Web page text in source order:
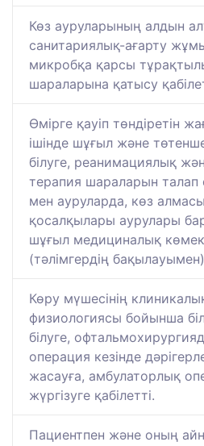
Көз ауруларының алдын
санитариялық-ағарту
микробқа қарсы
шараларына қатысу
Өмірге қауіп төндіретін
ішінде шұғыл және
білуге, реанимациялық
терапия шараларын талап
мен ауруларда, көз
қосалқылары аурулары
шұғыл медициналық
(тәлімгердің бақылауымен)
Көру мүшесінің
физиологиясы бойынша
білуге,
операция кезінде
жасауға, амбулаторлық
жүргізуге қабілетті.
Пациентпен және оның